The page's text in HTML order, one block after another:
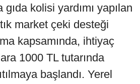
gıda kolisi yardımı yapılan
market çeki desteği
kapsamında, ihtiyaç
1000 TL tutarında
başlandı. Yerel